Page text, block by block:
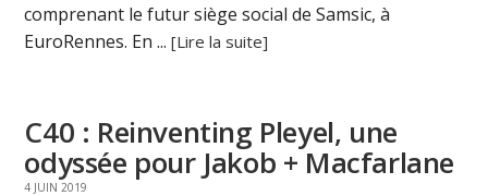
comprenant le futur siège social de Samsic, à
EuroRennes. En ...[Lire la suite]
C40 : Reinventing Pleyel, une
odyssée pour Jakob + Macfarlane
4 JUIN 2019